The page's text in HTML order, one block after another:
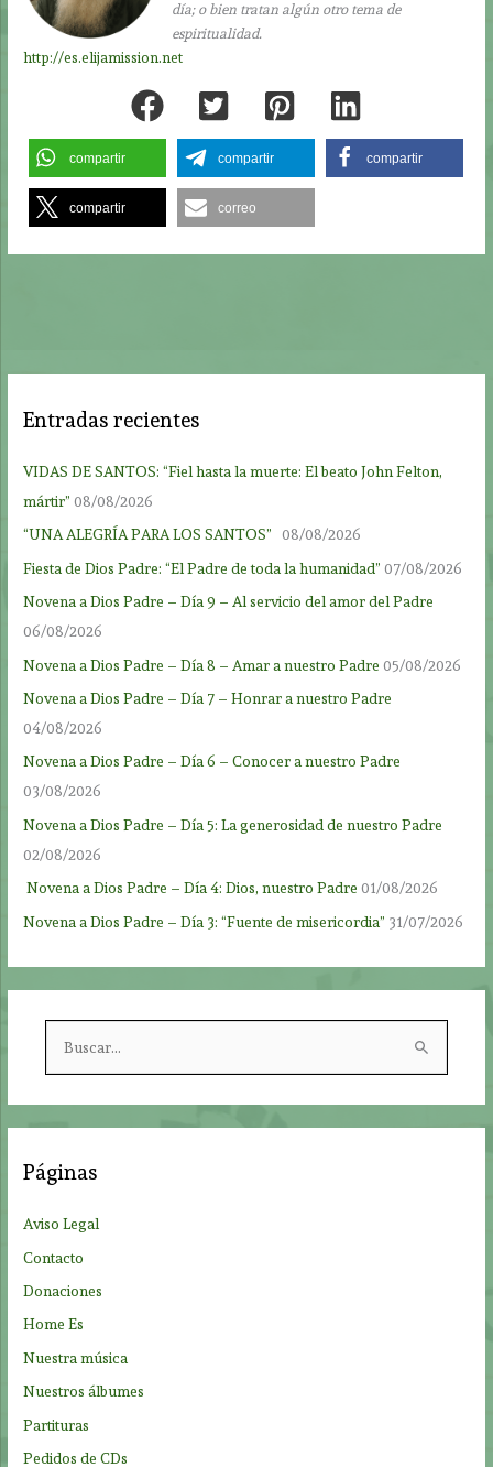
día; o bien tratan algún otro tema de
espiritualidad.
http://es.elijamission.net
compartir compartir compartir
compartir correo
Entradas recientes
VIDAS DE SANTOS: “Fiel hasta la muerte: El beato John Felton,
mártir” 08/08/2026
“UNA ALEGRÍA PARA LOS SANTOS”
08/08/2026
Fiesta de Dios Padre: “El Padre de toda la humanidad” 07/08/2026
Novena a Dios Padre – Día 9 – Al servicio del amor del Padre
06/08/2026
Novena a Dios Padre – Día 8 – Amar a nuestro Padre 05/08/2026
Novena a Dios Padre – Día 7 – Honrar a nuestro Padre
04/08/2026
Novena a Dios Padre – Día 6 – Conocer a nuestro Padre
03/08/2026
Novena a Dios Padre – Día 5: La generosidad de nuestro Padre
02/08/2026
Novena a Dios Padre – Día 4: Dios, nuestro Padre 01/08/2026
Novena a Dios Padre – Día 3: “Fuente de misericordia” 31/07/2026
r
:
Páginas
Aviso Legal
Contacto
Donaciones
Home Es
Nuestra música
Nuestros álbumes
Partituras
Pedidos de CDs